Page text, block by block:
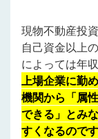
現物不動産投
自己資金以上
によっては年
上場企業に勤
機関から「属
できる」とみ
すくなるのです